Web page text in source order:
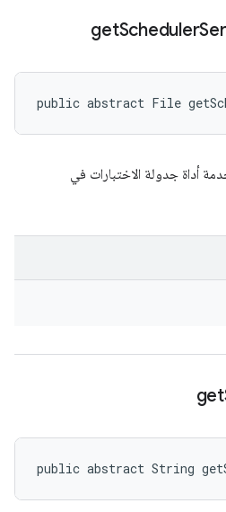
getScheduler
public abstract File
أداة جدولة الاختبارات في
get
public abstract String